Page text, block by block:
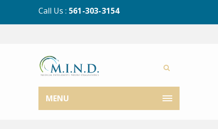
Call Us : 561-303-3154
MENU